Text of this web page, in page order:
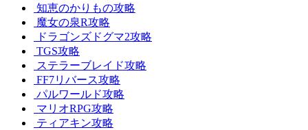
知恵のかりもの攻略
魔女の泉R攻略
ドラゴンズドグマ2攻略
TGS攻略
ステラーブレイド攻略
FF7リバース攻略
パルワールド攻略
マリオRPG攻略
ティアキン攻略